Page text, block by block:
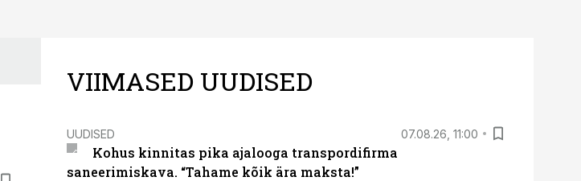
VIIMASED UUDISED
UUDISED 07.08.26, 11:00
Kohus kinnitas pika ajalooga transpordifirma
saneerimiskava. “Tahame kõik ära maksta!”